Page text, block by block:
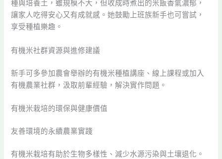
種與培養土，雖規模不大，但收成時煮出的米飯香氣濃郁，
讓家人吃得安心又有成就感。她鼓勵上班族新手也可嘗試，
享受種植樂趣。
有機米社群資源與進修建議
新手可多參加農會舉辦的有機米種植講座、線上課程或加入
有機農業社群，汲取前輩經驗，解決實作問題。
有機米栽培的環保與健康價值
友善環境的永續農業實踐
有機米栽培有助於生物多樣性、減少水源污染與土壤退化。